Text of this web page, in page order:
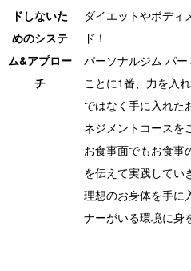
ドしないた
めのシステ
ム&アプロー
チ
ダイエットやボディ
ド！
パーソナルジム パ
ことに1番、力を入
ではなく手に入れた
ネジメントコースを
お食事面でもお食事
を伝えて実践してい
理想のお身体を手に
ナーがいる環境に身